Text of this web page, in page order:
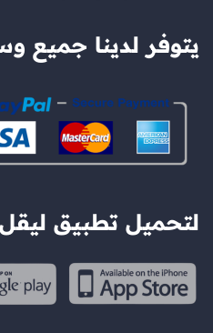
يتوفر لدينا جميع
لتحميل تطبيق